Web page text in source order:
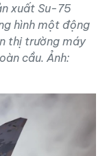
xuất Su-75
hình một động
thị trường máy
cầu. Ảnh: